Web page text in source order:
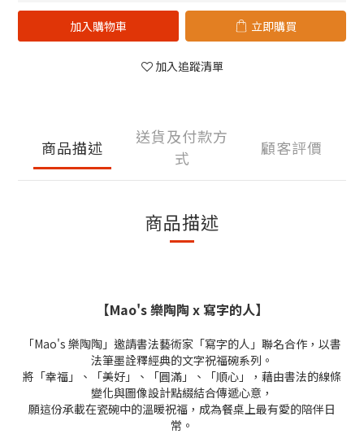
加入購物車 立即購買
加入追蹤清單
商品描述
送貨及付款方
式
顧客評價
商品描述
【Mao's 樂陶陶 x 寫字的人】
「Mao's 樂陶陶」邀請書法藝術家「寫字的人」聯名合作，以書
法筆墨詮釋經典的文字祝福碗系列。
將「幸福」、「美好」、「圓滿」、「順心」，藉由書法的線條
變化與圖像設計點綴結合傳遞心意，
願這份承載在瓷碗中的溫暖祝福，成為餐桌上最有愛的陪伴日
常。